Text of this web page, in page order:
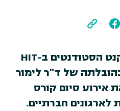
בתאריך 7.3 צוות דקנט הסטודנטים ב-HIT
בהובלתה של ד"ר לימור
אירוע סיום קורס
לארגונים חברתיים.